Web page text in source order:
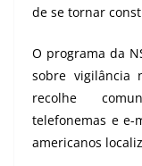
de se tornar
O programa da
sobre vigilância
recolhe
telefonemas e e-
americanos